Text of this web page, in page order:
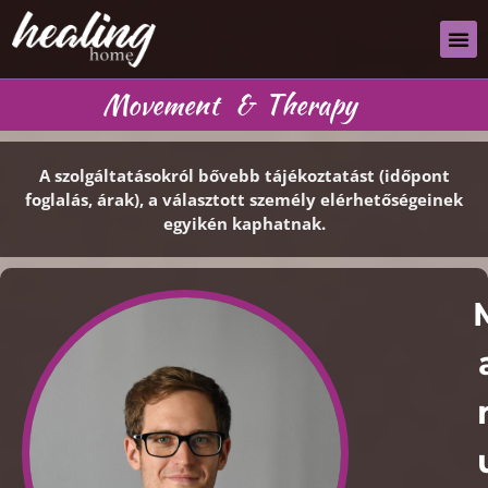
Movement & Therapy
A szolgáltatásokról bővebb tájékoztatást (időpont
foglalás, árak), a választott személy elérhetőségeinek
egyikén kaphatnak.